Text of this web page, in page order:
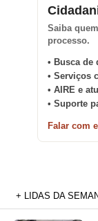
Saiba
processo.
• Busca de
• Serviços
• AIRE e
• Suporte
Falar com
+ LIDAS DA